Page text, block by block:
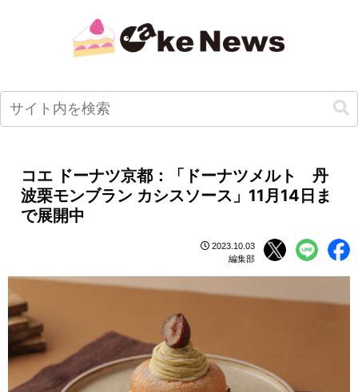
コエ ドーナツ京都：「ドーナツメルト 丹
波栗モンブラン カシスソース」11月14日ま
で展開中
2023.10.03
編集部